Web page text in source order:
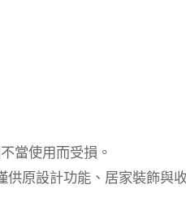
當使用而受損。
原設計功能、居家裝飾與